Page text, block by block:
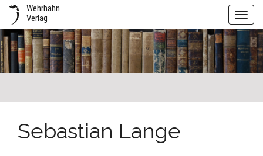
Wehrhahn
Verlag
Sebastian Lange